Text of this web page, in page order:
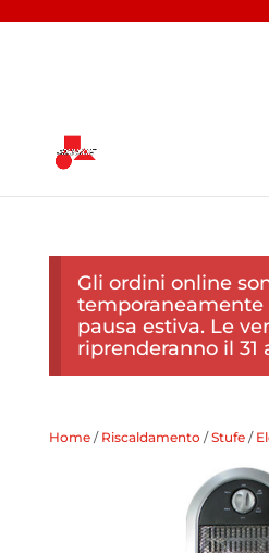
Gli ordini online
temporaneamente
pausa estiva. Le
riprenderanno il 31
Home/ Riscaldamento /Stufe/